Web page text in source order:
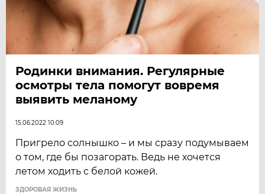
Родинки внимания. Регулярные
осмотры тела помогут вовремя
выявить меланому
15.06.2022 10:09
Пригрело солнышко – и мы сразу подумываем
о том, где бы позагорать. Ведь не хочется
летом ходить с белой кожей.
ЗДОРОВАЯ ЖИЗНЬ